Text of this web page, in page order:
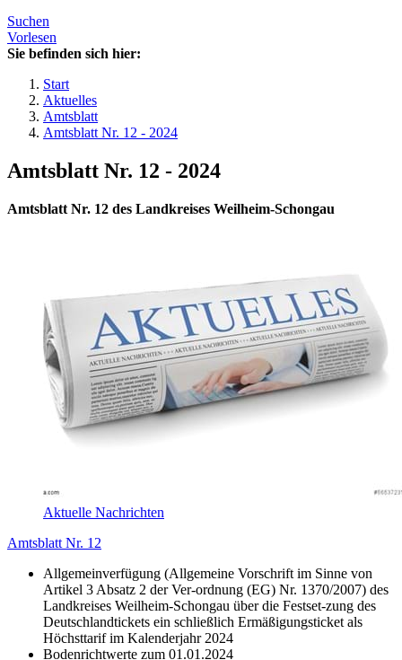
Suchen
Vorlesen
Sie befinden sich hier:
Start
Aktuelles
Amtsblatt
Amtsblatt Nr. 12 - 2024
Amtsblatt Nr. 12 - 2024
Amtsblatt Nr. 12 des Landkreises Weilheim-Schongau
Aktuelle Nachrichten
Amtsblatt Nr. 12
Allgemeinverfügung (Allgemeine Vorschrift im Sinne von
Artikel 3 Absatz 2 der Ver-ordnung (EG) Nr. 1370/2007) des
Landkreises Weilheim-Schongau über die Festset-zung des
Deutschlandtickets ein schließlich Ermäßigungsticket als
Höchsttarif im Kalenderjahr 2024
Bodenrichtwerte zum 01.01.2024